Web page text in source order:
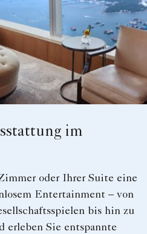
im
oder Ihrer Suite eine
Entertainment – von
bis hin zu
erleben Sie entspannte